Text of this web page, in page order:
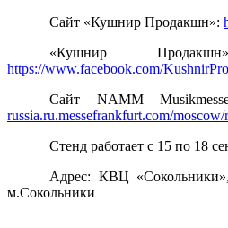
Сайт «Кушнир Продакшн»:
«Кушнир
https://www.facebook.com/
Сайт NAMM
russia.ru.messefrankfurt.com/
Стенд работает с 15 по 18
Адрес: КВЦ
м.Сокольники